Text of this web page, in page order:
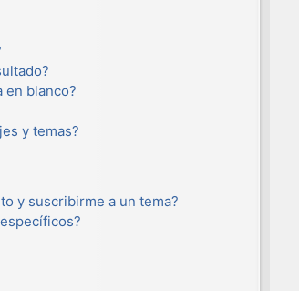
en blanco?
y temas?
y suscribirme a un tema?